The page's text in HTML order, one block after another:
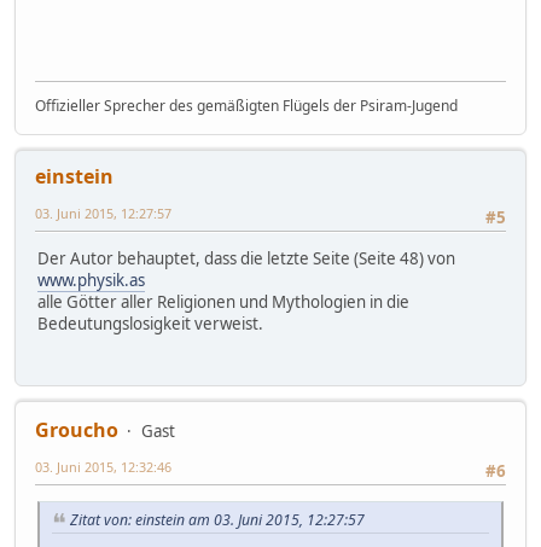
Offizieller Sprecher des gemäßigten Flügels der Psiram-Jugend
einstein
#5
03. Juni 2015, 12:27:57
Der Autor behauptet, dass die letzte Seite (Seite 48) von
www.physik.as
alle Götter aller Religionen und Mythologien in die
Bedeutungslosigkeit verweist.
Groucho
Gast
#6
03. Juni 2015, 12:32:46
Zitat von: einstein am 03. Juni 2015, 12:27:57